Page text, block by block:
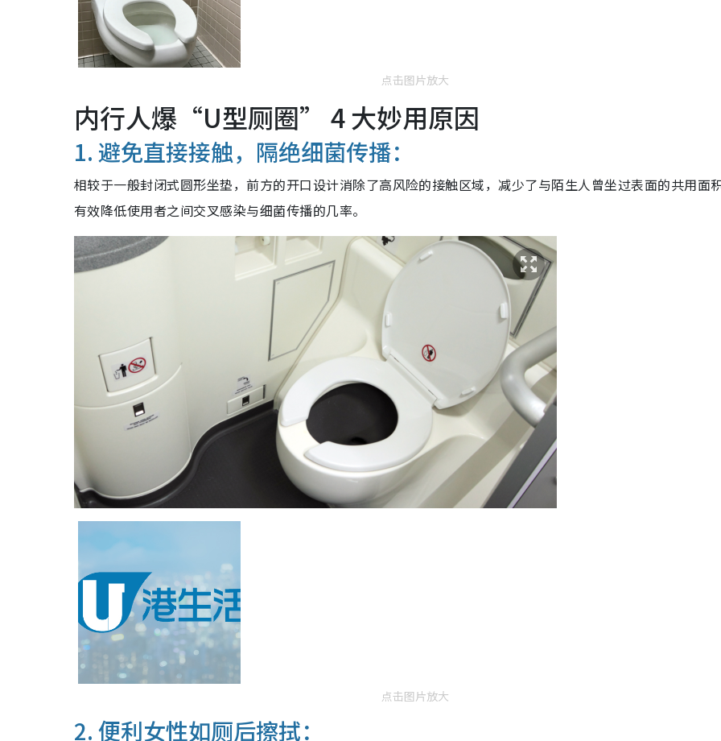
点击图片放大
内行人爆“U型厕圈” 4 大妙用原因
1. 避免直接接触，隔绝细菌传播：
相较于一般封闭式圆形坐垫，前方的开口设计消除了高风险的接触区域，减少了与陌生人曾坐过表面的共用面
有效降低使用者之间交叉感染与细菌传播的几率。
点击图片放大
2. 便利女性如厕后擦拭：